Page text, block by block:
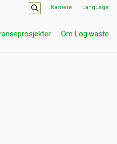
Karriere Language
Om Logiwaste